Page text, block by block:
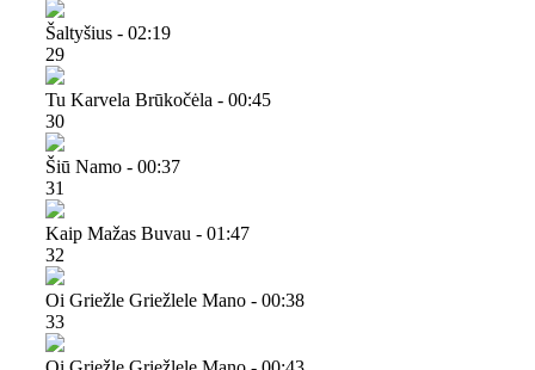
Šaltyšius - 02:19
29
Tu Karvela Brūkočėla - 00:45
30
Šiū Namo - 00:37
31
Kaip Mažas Buvau - 01:47
32
Oi Griežle Griežlele Mano - 00:38
33